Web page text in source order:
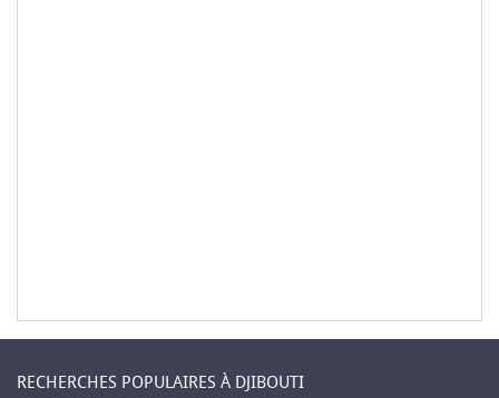
RECHERCHES POPULAIRES À DJIBOUTI